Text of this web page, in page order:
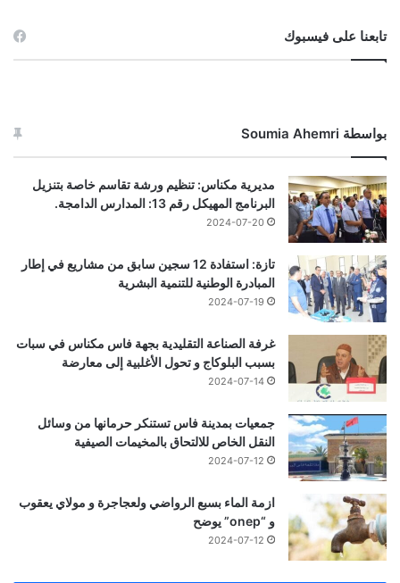
تابعنا على فيسبوك
بواسطة Soumia Ahemri
مديرية مكناس: تنظيم ورشة تقاسم خاصة بتنزيل
البرنامج المهيكل رقم 13: المدارس الدامجة.
2024-07-20
تازة: استفادة 12 سجين سابق من مشاريع في إطار
المبادرة الوطنية للتنمية البشرية
2024-07-19
غرفة الصناعة التقليدية بجهة فاس مكناس في سبات
بسبب البلوكاج و تحول الأغلبية إلى معارضة
2024-07-14
جمعيات بمدينة فاس تستنكر حرمانها من وسائل
النقل الخاص للالتحاق بالمخيمات الصيفية
2024-07-12
ازمة الماء بسبع الرواضي ولعجاجرة و مولاي يعقوب
و “onep” يوضح
2024-07-12